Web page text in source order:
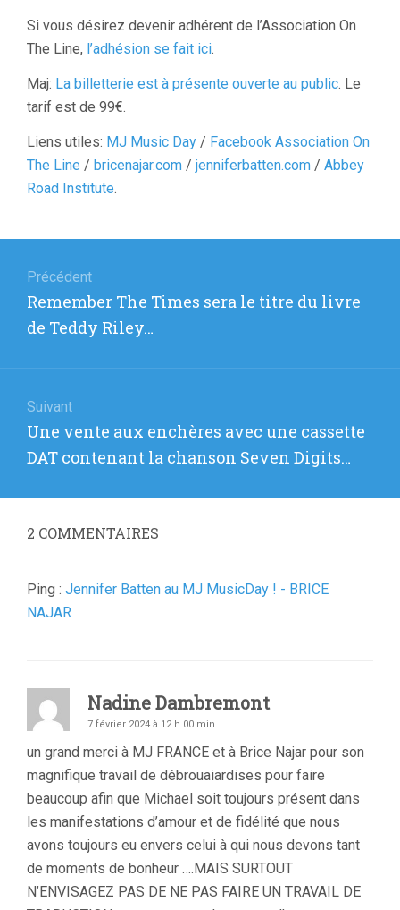
Si vous désirez devenir adhérent de l’Association On
The Line, l’adhésion se fait ici.
Maj: La billetterie est à présente ouverte au public. Le
tarif est de 99€.
Liens utiles: MJ Music Day / Facebook Association On
The Line / bricenajar.com / jenniferbatten.com / Abbey
Road Institute.
de
l’article
Précédent
Article
précédent
Remember The Times sera le titre du livre
de Teddy Riley…
Suivant
Article
suivant
Une vente aux enchères avec une cassette
DAT contenant la chanson Seven Digits…
2 COMMENTAIRES
Ping : Jennifer Batten au MJ MusicDay ! - BRICE
NAJAR
Nadine Dambremont
7 février 2024 à 12 h 00 min
un grand merci à MJ FRANCE et à Brice Najar pour son
magnifique travail de débrouaiardises pour faire
beaucoup afin que Michael soit toujours présent dans
les manifestations d’amour et de fidélité que nous
avons toujours eu envers celui à qui nous devons tant
de moments de bonheur ….MAIS SURTOUT
N’ENVISAGEZ PAS DE NE PAS FAIRE UN TRAVAIL DE